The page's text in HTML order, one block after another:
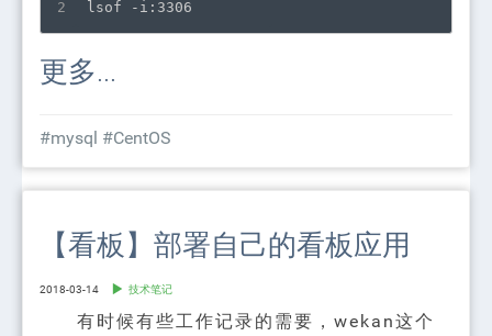
2
lsof -i:3306
更多...
#mysql #CentOS
【看板】部署自己的看板应用
2018-03-14 技术笔记
有时候有些工作记录的需要，wekan这个